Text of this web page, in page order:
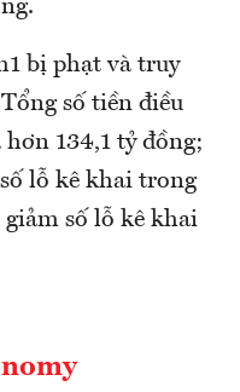
bị phạt và truy
số tiền điều
134,1 tỷ đồng;
lỗ kê khai trong
giảm số lỗ kê khai